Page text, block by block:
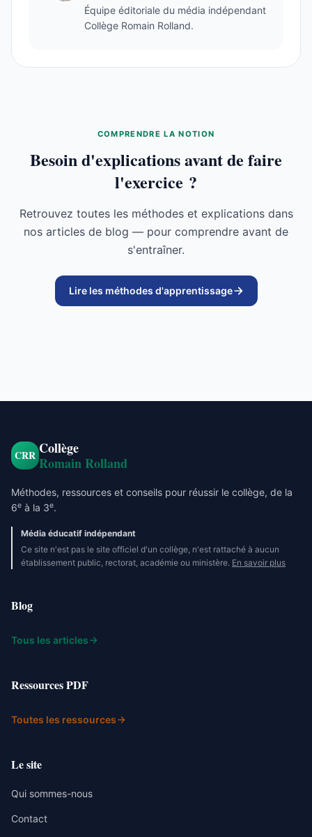
Équipe éditoriale du média indépendant
Collège Romain Rolland.
COMPRENDRE LA NOTION
Besoin d'explications avant de faire
l'exercice ?
Retrouvez toutes les méthodes et explications dans
nos articles de blog — pour comprendre avant de
s'entraîner.
Lire les méthodes d'apprentissage
CRR Collège
Romain Rolland
Méthodes, ressources et conseils pour réussir le collège, de la
6e à la 3e.
Média éducatif indépendant
Ce site n'est pas le site officiel d'un collège, n'est rattaché à aucun
établissement public, rectorat, académie ou ministère. En savoir plus
Blog
Tous les articles
Ressources PDF
Toutes les ressources
Le site
Qui sommes-nous
Contact